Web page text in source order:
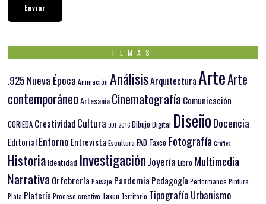
TEMAS
.925 Nueva Época Animación AnálisisArquitecturaArteArte
contemporáneoArtesaníaCinematografíaComunicación
CORIEDA CreatividadCultura DDT 2016 DibujoDigital DiseñoDocencia
EditorialEntorno Entrevista EsculturaFAD Taxco Fotografía Gráfica
HistoriaIdentidad Investigación Joyería Libro Multimedia
NarrativaOrfebrería Paisaje Pandemia Pedagogía Performance Pintura
Plata Platería Proceso creativo Taxco Territorio Tipografía Urbanismo